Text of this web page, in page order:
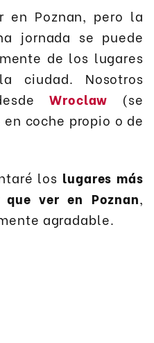
en Poznan, pero la
jornada se puede
de los lugares
ciudad. Nosotros
Wroclaw (se
coche propio o de
los lugares más
ver en Poznan,
agradable.